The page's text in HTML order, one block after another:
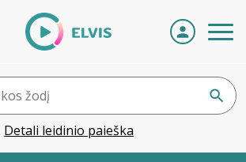
Detali leidinio paieška